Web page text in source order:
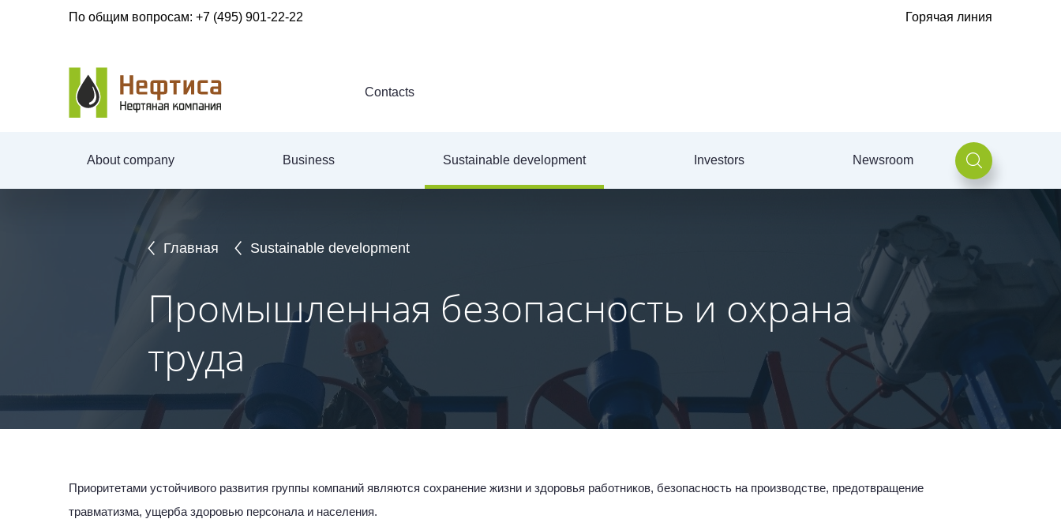
По общим вопросам: +7 (495) 901-22-22 Горячая линия
Contacts
About company Business Sustainable development Investors Newsroom
Главная Sustainable development
Промышленная безопасность и охрана
труда
Промышленная безопасность и охрана
труда
Промышленная безопасность и охрана
труда
Приоритетами устойчивого развития группы компаний являются сохранение жизни и здоровья работников, безопасность на производстве, предотвращение
травматизма, ущерба здоровью персонала и населения.